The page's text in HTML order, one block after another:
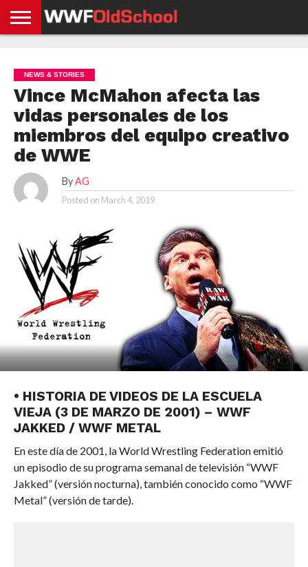
NEWS
NEWS
NEWS
BOXING
NEWS
SCHOOL
STORIES
APP
US
POLICY &
GDPR
NEWS & STORIES
Vince McMahon afecta las
vidas personales de los
miembros del equipo creativo
de WWE
By AG
Posted on March 4, 2019
• HISTORIA DE VIDEOS DE LA ESCUELA
VIEJA (3 DE MARZO DE 2001) – WWF
JAKKED / WWF METAL
En este día de 2001, la World Wrestling Federation emitió
un episodio de su programa semanal de televisión “WWF
Jakked” (versión nocturna), también conocido como “WWF
Metal” (versión de tarde).